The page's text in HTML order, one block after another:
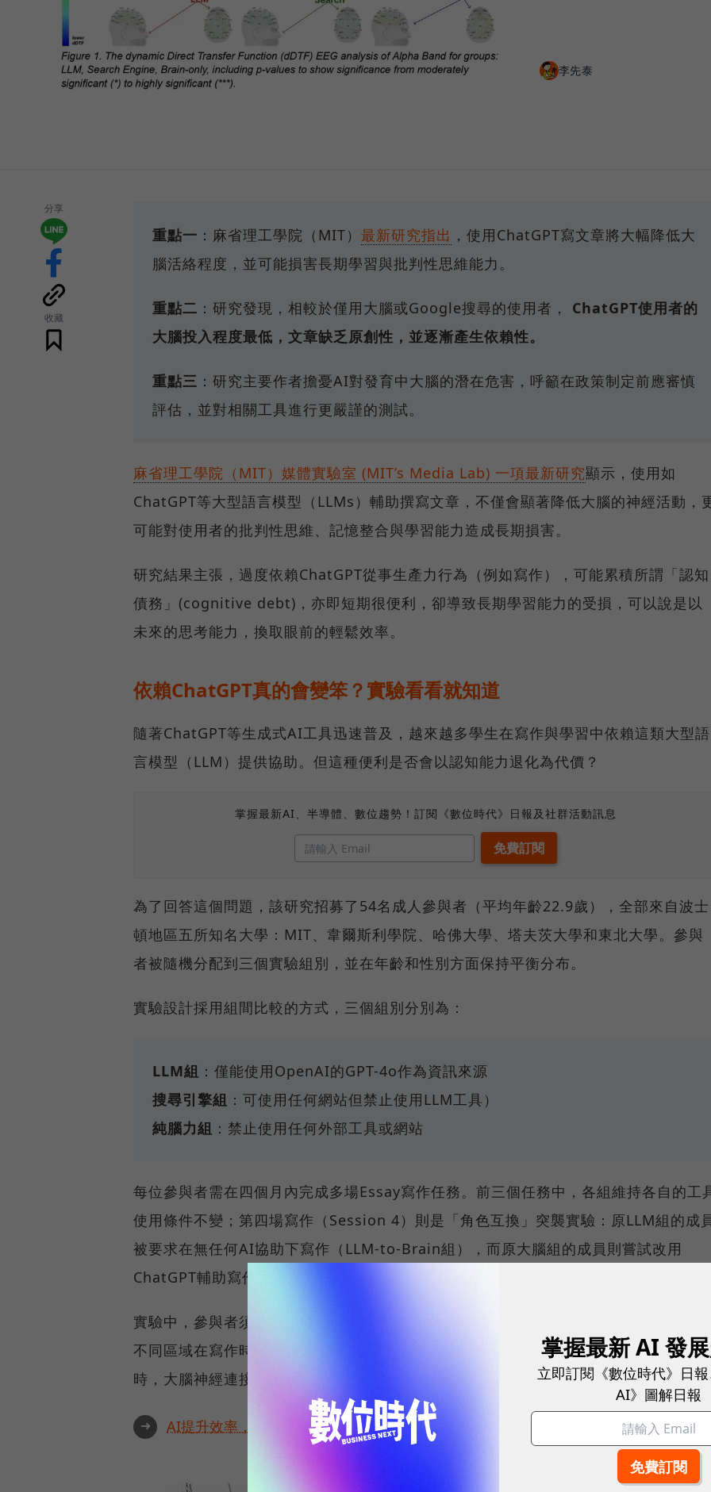
李先泰
分享
收藏
重點一 ：麻省理工學院（MIT） 最新研究指出 ，使用ChatGPT寫文章將大幅降低大
腦活絡程度，並可能損害長期學習與批判性思維能力。
重點二 ：研究發現，相較於僅用大腦或Google搜尋的使用者， ChatGPT使用者的
大腦投入程度最低，文章缺乏原創性，並逐漸產生依賴性。
重點三 ：研究主要作者擔憂AI對發育中大腦的潛在危害，呼籲在政策制定前應審慎
評估，並對相關工具進行更嚴謹的測試。
麻省理工學院（MIT）媒體實驗室 (MIT’s Media Lab) 一項最新研究顯示，使用如
ChatGPT等大型語言模型（LLMs）輔助撰寫文章，不僅會顯著降低大腦的神經活動，
可能對使用者的批判性思維、記憶整合與學習能力造成長期損害。
研究結果主張，過度依賴ChatGPT從事生產力行為（例如寫作），可能累積所謂「認知
債務」(cognitive debt)，亦即短期很便利，卻導致長期學習能力的受損，可以說是以
未來的思考能力，換取眼前的輕鬆效率。
依賴ChatGPT真的會變笨？實驗看看就知道
隨著ChatGPT等生成式AI工具迅速普及，越來越多學生在寫作與學習中依賴這類大型語
言模型（LLM）提供協助。但這種便利是否會以認知能力退化為代價？
掌握最新AI、半導體、數位趨勢！訂閱《數位時代》日報及社群活動訊息
為了回答這個問題，該研究招募了54名成人參與者（平均年齡22.9歲），全部來自波士
頓地區五所知名大學：MIT、韋爾斯利學院、哈佛大學、塔夫茨大學和東北大學。參與
者被隨機分配到三個實驗組別，並在年齡和性別方面保持平衡分布。
實驗設計採用組間比較的方式，三個組別分別為：
LLM組 ：僅能使用OpenAI的GPT-4o作為資訊來源
搜尋引擎組 ：可使用任何網站但禁止使用LLM工具）
純腦力組 ：禁止使用任何外部工具或網站
每位參與者需在四個月內完成多場Essay寫作任務。前三個任務中，各組維持各自的工
使用條件不變；第四場寫作（Session 4）則是「角色互換」突襲實驗：原LLM組的成
被要求在無任何AI協助下寫作（LLM-to-Brain組），而原大腦組的成員則嘗試改用
ChatGPT輔助寫作（Brain-to-LLM組）。
實驗中，參與者須佩戴腦電圖（EEG）頭戴設備進行寫作任務，研究團隊以此記錄大腦
不同區域在寫作時的活動連結情形。透過腦波數據，團隊能夠比較使用不同工具寫作
時，大腦神經連接和認知負荷的差異。
➜ AI提升效率，永續決定未來！全球永續指標企業認證☀️100 MVP等你角逐雙獎榮譽
掌握最新 AI 發
立即訂閱《數位時代》日
AI》圖解日報